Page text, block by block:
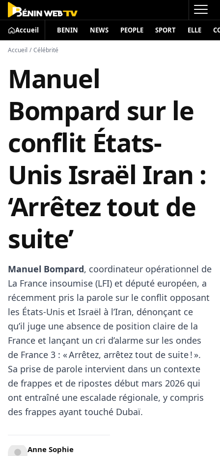
Accueil BENIN NEWS PEOPLE SPORT ELLE
Accueil / Célébrité
Manuel
Bompard sur le
conflit États-
Unis Israël Iran :
‘Arrêtez tout de
suite’
Manuel Bompard, coordinateur opérationnel de
La France insoumise (LFI) et député européen, a
récemment pris la parole sur le conflit opposant
les États-Unis et Israël à l’Iran, dénonçant ce
qu’il juge une absence de position claire de la
France et lançant un cri d’alarme sur les ondes
de France 3 : « Arrêtez, arrêtez tout de suite ! ».
Sa prise de parole intervient dans un contexte
de frappes et de ripostes début mars 2026 qui
ont entraîné une escalade régionale, y compris
des frappes ayant touché Dubaï.
Anne Sophie